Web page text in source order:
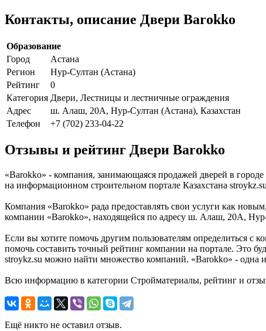
Контакты, описание Двери Barokko
Образование
Город
Астана
Регион
Нур-Султан (Астана)
Рейтинг
0
Категория Двери, Лестницы и лестничные ограждения
Адрес
ш. Алаш, 20А, Нур-Султан (Астана), Казахстан
Телефон
+7 (702) 233-04-22
Отзывы и рейтинг Двери Barokko
«Barokko» - компания, занимающаяся продажей дверей в
на информационном строительном портале Казахстана
Компания «Barokko» рада предоставлять свои услуги как
компании «Barokko», находящейся по адресу ш. Алаш, 20А,
Если вы хотите помочь другим пользователям определиться с
помочь составить точный рейтинг компании на портале. Это
stroykz.su можно найти множество компаний. «Barokko» - одна
Всю информацию в категории Стройматериалы, рейтинг и
Ещё никто не оставил отзыв.